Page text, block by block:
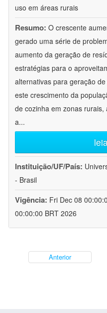
uso em áreas rurais
Resumo: O crescente
gerado uma série de
aumento da geração de
estratégias para o
alternativas para geração
este crescimento da
de cozinha em zonas
a...
Instituição/UF/País:
- Brasil
Vigência: Fri Dec 08
00:00:00 BRT 2026
Anterior